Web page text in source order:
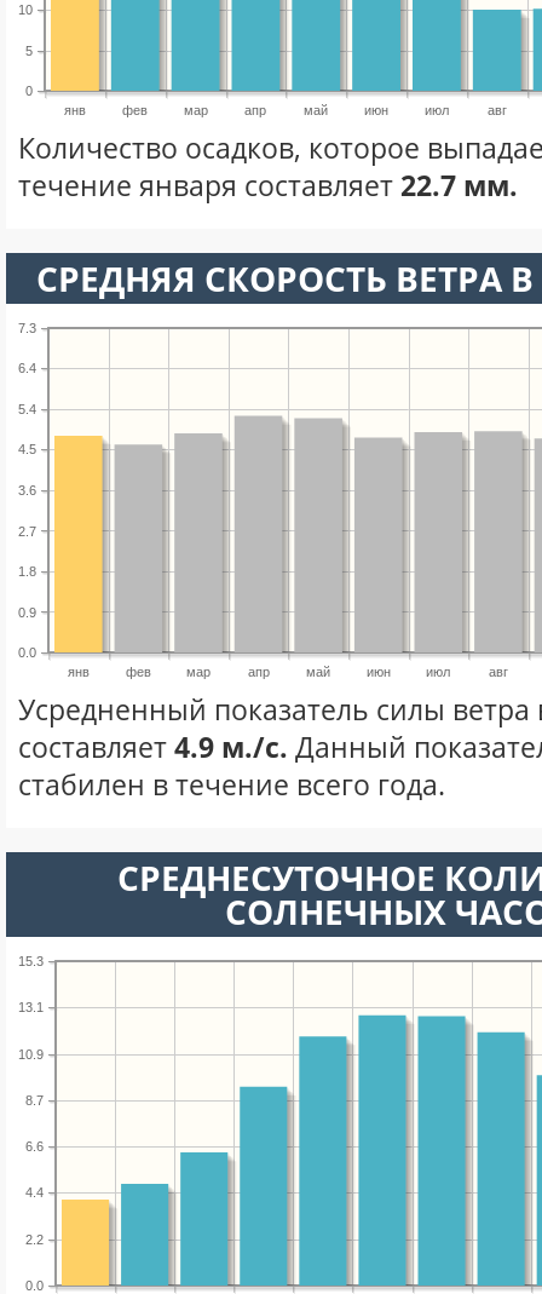
янв фев мар апр май июн июл авг
0
5
10
Количество осадков, которое
течение января составляет 22.7 мм.
СРЕДНЯЯ СКОРОСТЬ ВЕТРА
янв фев мар апр май июн июл авг
0.0
0.9
1.8
2.7
3.6
4.5
5.4
6.4
7.3
Усредненный показатель силы ветра
составляет4.9 м./с. Данный
стабилен в течение всего года.
СРЕДНЕСУТОЧНОЕ
СОЛНЕЧНЫХ
0.0
2.2
4.4
6.6
8.7
10.9
13.1
15.3